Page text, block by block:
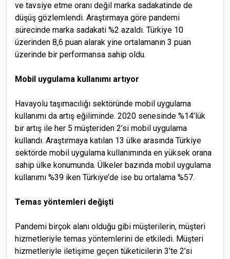
ve tavsiye etme oranı değil marka sadakatinde de
düşüş gözlemlendi. Araştırmaya göre pandemi
sürecinde marka sadakati %2 azaldı. Türkiye 10
üzerinden 8,6 puan alarak yine ortalamanın 3 puan
üzerinde bir performansa sahip oldu.
Mobil uygulama kullanımı artıyor
Havayolu taşımacılığı sektöründe mobil uygulama
kullanımı da artış eğiliminde. 2020 senesinde %14’lük
bir artış ile her 5 müşteriden 2’si mobil uygulama
kullandı. Araştırmaya katılan 13 ülke arasında Türkiye
sektörde mobil uygulama kullanımında en yüksek orana
sahip ülke konumunda. Ülkeler bazında mobil uygulama
kullanımı %39 iken Türkiye’de ise bu ortalama %57.
Temas yöntemleri değişti
Pandemi birçok alanı olduğu gibi müşterilerin, müşteri
hizmetleriyle temas yöntemlerini de etkiledi. Müşteri
hizmetleriyle iletişime geçen tüketicilerin 3’te 2’si